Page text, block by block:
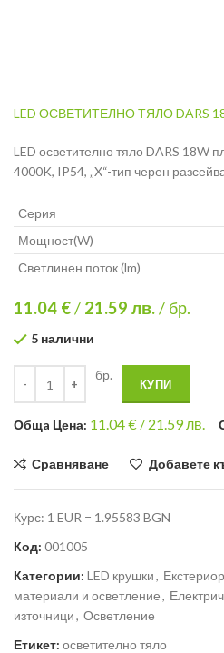
LED ОСВЕТИТЕЛНО ТЯЛО DARS
LED осветително тяло DARS 18W
4000K, IP54, „X“-тип черен
Серия
Мощност(W)
Светлинен поток (lm)
11.04 €/ 21.59 лв./ бр.
5 налични
бр.
КУПИ
Общa Цена: 11.04€ / 21.59 лв.
Сравняване Добавете
Курс: 1 EUR = 1.95583 BGN
Код: 001005
Категории: LED крушки,
материали и осветление,
източници, Осветление
Етикет: осветително тяло